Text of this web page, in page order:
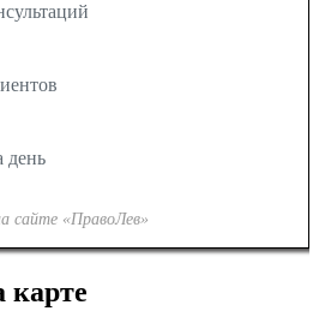
день
сайте «ПравоЛев»